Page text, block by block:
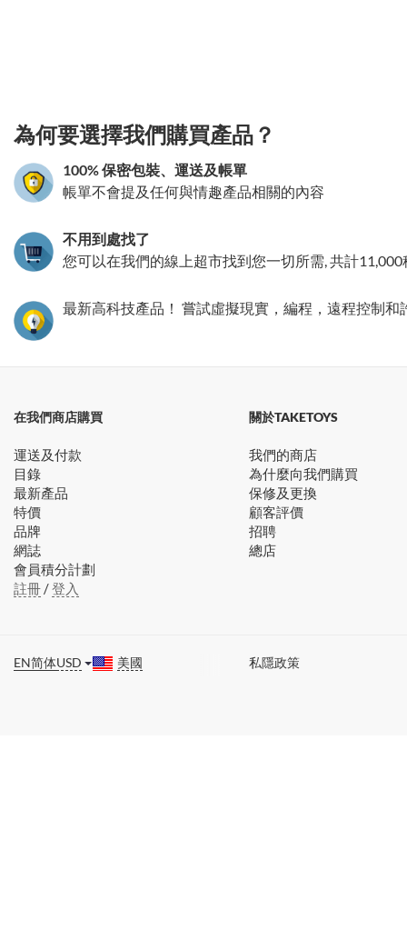
為何要選擇我們購買產品？
100% 保密包裝、運送及帳單
帳單不會提及任何與情趣產品相關的內容
不用到處找了
您可以在我們的線上超市找到您一切所需, 共計11,000
最新高科技產品！ 嘗試虛擬現實，編程，遠程控制
在我們商店購買
運送及付款
目錄
最新產品
特價
品牌
網誌
會員積分計劃
註冊/登入
關於TAKETOYS
我們的商店
為什麼向我們購買
保修及更換
顧客評價
招聘
總店
EN简体USD 美國 私隱政策